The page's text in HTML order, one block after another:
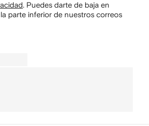
. Puedes darte de baja en
parte inferior de nuestros correos